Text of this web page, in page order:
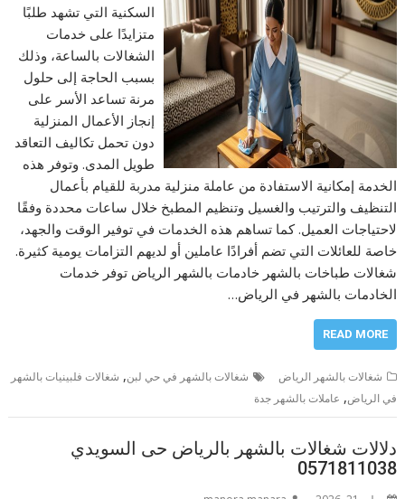
السكنية التي تشهد طلبًا
متزايدًا على خدمات
الشغالات بالساعة، وذلك
بسبب الحاجة إلى حلول
مرنة تساعد الأسر على
إنجاز الأعمال المنزلية
دون تحمل تكاليف التعاقد
طويل المدى. وتوفر هذه
الخدمة إمكانية الاستفادة من عاملة منزلية مدربة للقيام بأعمال
التنظيف والترتيب والغسيل وتنظيم المطبخ خلال ساعات محددة وفقًا
لاحتياجات العميل. كما تساهم هذه الخدمات في توفير الوقت والجهد،
خاصة للعائلات التي تضم أفرادًا عاملين أو لديهم التزامات يومية كثيرة.
شغالات طباخات بالشهر خادمات بالشهر الرياض توفر خدمات
الخادمات بالشهر في الرياض…
READ MORE
شغالات بالشهر الرياض شغالات بالشهر في حي لبن, شغالات فلبينيات بالشهر
في الرياض, عاملات بالشهر جدة
دلالات شغالات بالشهر بالرياض حى السويدي
0571811038